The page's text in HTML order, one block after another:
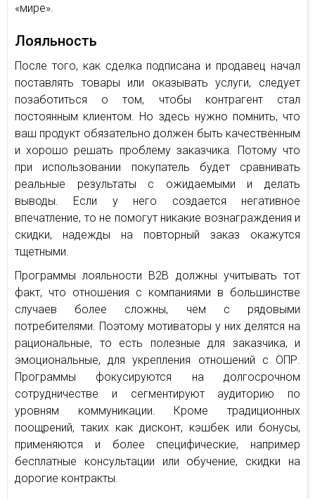
«мире».
Лояльность
После того, как сделка подписана и продавец начал
поставлять товары или оказывать услуги, следует
позаботиться о том, чтобы контрагент стал
постоянным клиентом. Но здесь нужно помнить, что
ваш продукт обязательно должен быть качественным
и хорошо решать проблему заказчика. Потому что
при использовании покупатель будет сравнивать
реальные результаты с ожидаемыми и делать
выводы. Если у него создается негативное
впечатление, то не помогут никакие вознаграждения и
скидки, надежды на повторный заказ окажутся
тщетными.
Программы лояльности В2В должны учитывать тот
факт, что отношения с компаниями в большинстве
случаев более сложны, чем с рядовыми
потребителями. Поэтому мотиваторы у них делятся на
рациональные, то есть полезные для заказчика, и
эмоциональные, для укрепления отношений с ОПР.
Программы фокусируются на долгосрочном
сотрудничестве и сегментируют аудиторию по
уровням коммуникации. Кроме традиционных
поощрений, таких как дисконт, кэшбек или бонусы,
применяются и более специфические, например
бесплатные консультации или обучение, скидки на
дорогие контракты.